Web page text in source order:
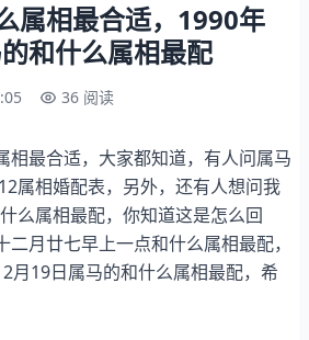
属相最合适，1990年
和什么属相最配
36 阅读
相最合适，大家都知道，有人问属马
属相婚配表，另外，还有人想问我
么属相最配，你知道这是怎么回
月廿七早上一点和什么属相最配，
月19日属马的和什么属相最配，希